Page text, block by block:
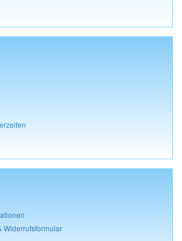
Widerrufsformular